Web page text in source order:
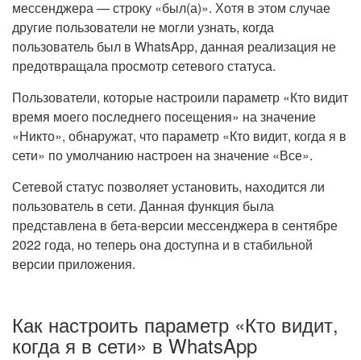
мессенджера — строку «был(а)». Хотя в этом случае
другие пользователи не могли узнать, когда
пользователь был в WhatsApp, данная реализация не
предотвращала просмотр сетевого статуса.
Пользователи, которые настроили параметр «Кто видит
время моего последнего посещения» на значение
«Никто», обнаружат, что параметр «Кто видит, когда я в
сети» по умолчанию настроен на значение «Все».
Сетевой статус позволяет установить, находится ли
пользователь в сети. Данная функция была
представлена в бета-версии мессенджера в сентябре
2022 года, но теперь она доступна и в стабильной
версии приложения.
Как настроить параметр «Кто видит,
когда я в сети» в WhatsApp